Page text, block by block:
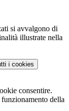
si avvalgono di
illustrate nella
i cookies
consentire.
della